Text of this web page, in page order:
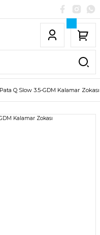
Q Slow 3.5-GDM Kalamar Zokası